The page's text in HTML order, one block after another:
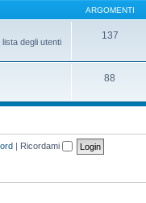
ARGOMENTI
degli utenti
137
88
| Ricordami